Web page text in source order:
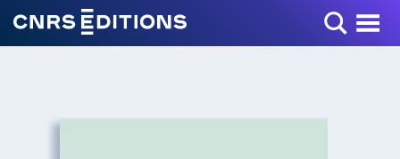
Toggle Menu